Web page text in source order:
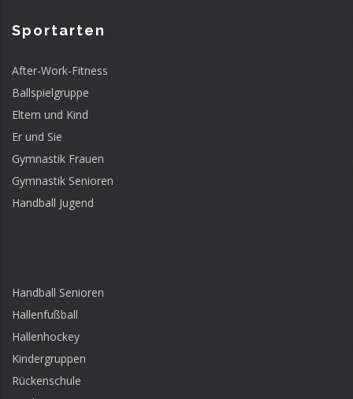
Sportarten
After-Work-Fitness
Ballspielgruppe
Eltern und Kind
Er und Sie
Gymnastik Frauen
Gymnastik Senioren
Handball Jugend
Handball Senioren
Hallenfußball
Hallenhockey
Kindergruppen
Rückenschule